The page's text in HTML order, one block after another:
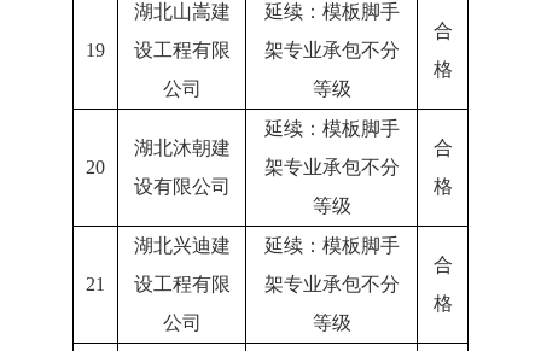
19
湖北山嵩建
设工程有限
公司
延续：模板脚手
架专业承包不分
等级
合
格
20
湖北沐朝建
设有限公司
延续：模板脚手
架专业承包不分
等级
合
格
21
湖北兴迪建
设工程有限
公司
延续：模板脚手
架专业承包不分
等级
合
格